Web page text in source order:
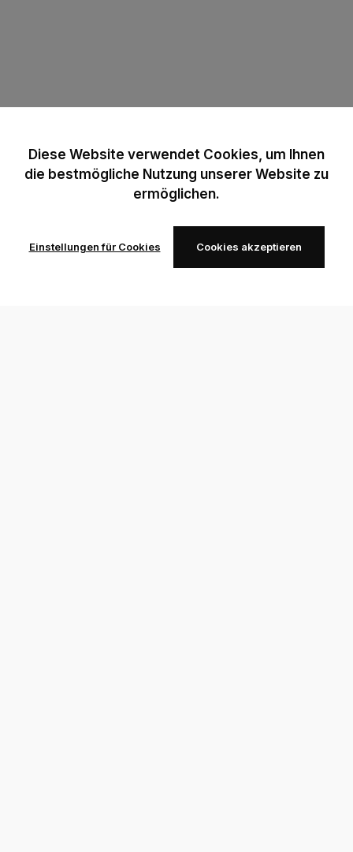
Diese Website verwendet Cookies, um Ihnen
die bestmögliche Nutzung unserer Website zu
ermöglichen.
Einstellungen für Cookies Cookies akzeptieren